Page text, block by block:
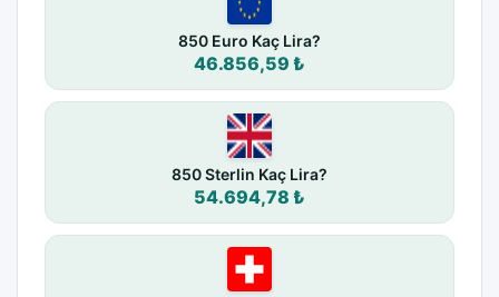
850 Euro Kaç Lira?
46.856,59 ₺
850 Sterlin Kaç Lira?
54.694,78 ₺